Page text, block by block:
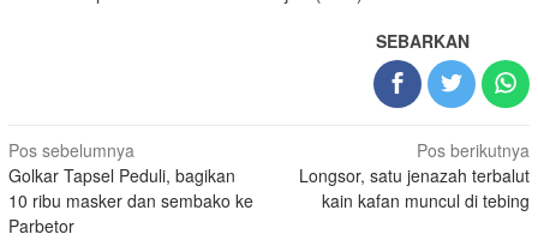
SEBARKAN
Navigasi
pos
Pos sebelumnya
Golkar Tapsel Peduli, bagikan
10 ribu masker dan sembako ke
Parbetor
Pos berikutnya
Longsor, satu jenazah terbalut
kain kafan muncul di tebing